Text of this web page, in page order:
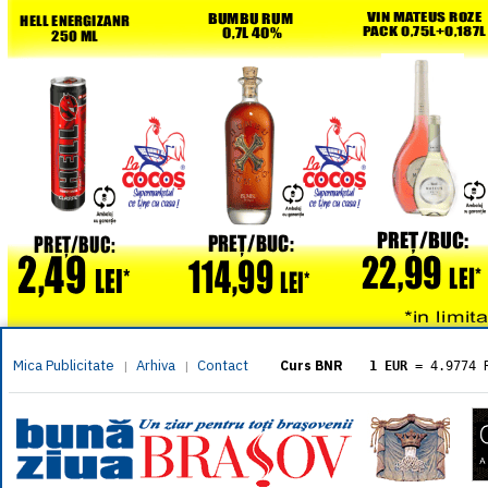
Mica Publicitate | Arhiva | Contact Curs BNR 1 EUR = 4.9774
= 5.8304
1 XAU= 464.4611
1 AED= 1.1933
1 AUD= 2.7957
1 BGN= 2.5449